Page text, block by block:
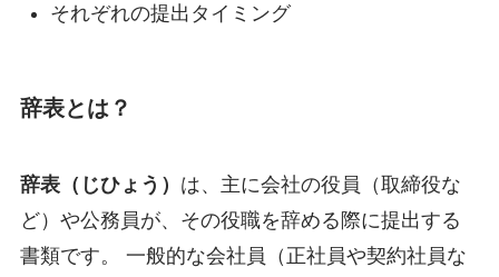
それぞれの提出タイミング
辞表とは？
辞表（じひょう） は、主に会社の役員（取締役な
ど）や公務員が、その役職を辞める際に提出する
書類です。 一般的な会社員（正社員や契約社員な